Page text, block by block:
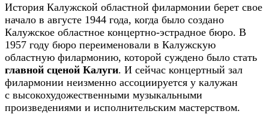
История Калужской областной филармонии берет свое
начало в августе 1944 года, когда было создано
Калужское областное концертно-эстрадное бюро. В
1957 году бюро переименовали в Калужскую
областную филармонию, которой суждено было стать
главной сценой Калуги. И сейчас концертный зал
филармонии неизменно ассоциируется у калужан
с высокохудожественными музыкальными
произведениями и исполнительским мастерством.